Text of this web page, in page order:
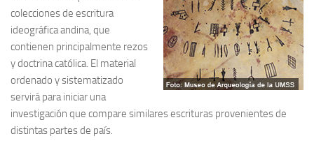
colecciones de escritura
ideográfica andina, que
contienen principalmente rezos
y doctrina católica. El material
ordenado y sistematizado
servirá para iniciar una
investigación que compare similares escrituras provenientes de
distintas partes de país.